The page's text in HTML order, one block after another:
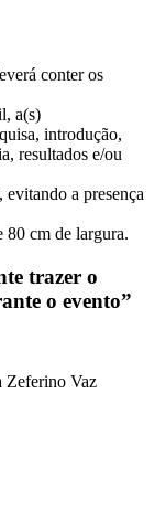
conter os
a(s)
introdução,
resultados e/ou
a presença
80 cm de largura.
trazer o
o evento”
Zeferino Vaz